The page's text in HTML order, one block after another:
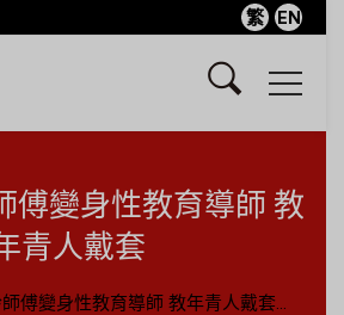
繁 EN
傅變身性教育導師 教
青人戴套
傅變身性教育導師 教年青人戴套...